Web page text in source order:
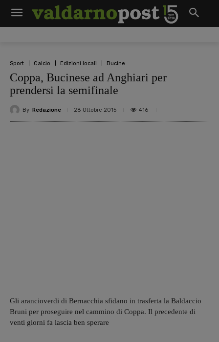
Sport Calcio Edizioni locali Bucine
Coppa, Bucinese ad Anghiari per
prendersi la semifinale
By Redazione 28 Ottobre 2015 416
Gli arancioverdi di Bernacchia sfidano in trasferta la Baldaccio
Bruni per proseguire nel cammino di Coppa. Il precedente di
venti giorni fa lascia ben sperare